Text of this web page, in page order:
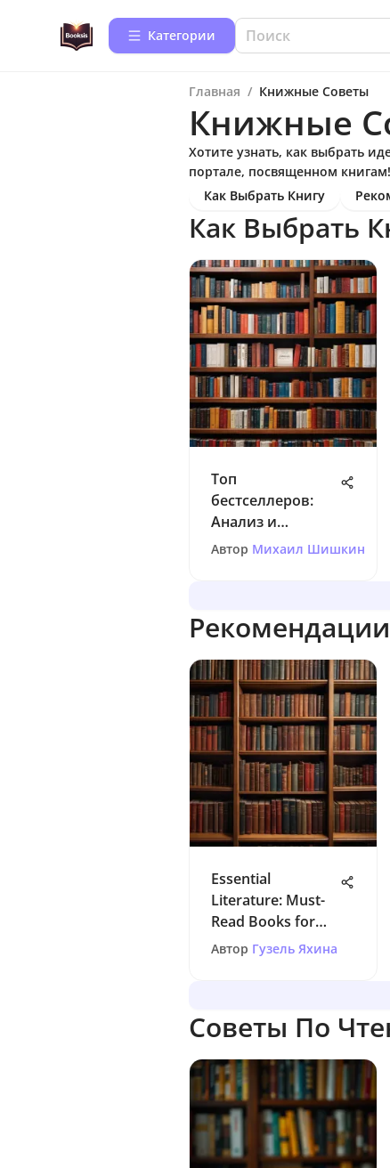
Категории
Главная / Книжные Советы
Книжные
Хотите узнать, как выбрать
портале, посвященном
Как Выбрать Книгу
Как Выбрать
Топ
бестселлеров:
Анализ и
влияние на
Автор Михаил Шишкин
Essential
Literature: Must-
Read Books for
Every Thinker
Автор Гузель Яхина
Советы По